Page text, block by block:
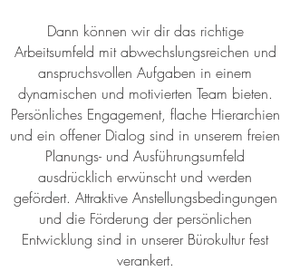
Dann können wir dir das richtige
Arbeitsumfeld mit abwechslungsreichen und
anspruchsvollen Aufgaben in einem
dynamischen und motivierten Team bieten.
Persönliches Engagement, flache Hierarchien
und ein offener Dialog sind in unserem freien
Planungs- und Ausführungsumfeld
ausdrücklich erwünscht und werden
gefördert. Attraktive Anstellungsbedingungen
und die Förderung der persönlichen
Entwicklung sind in unserer Bürokultur fest
verankert.